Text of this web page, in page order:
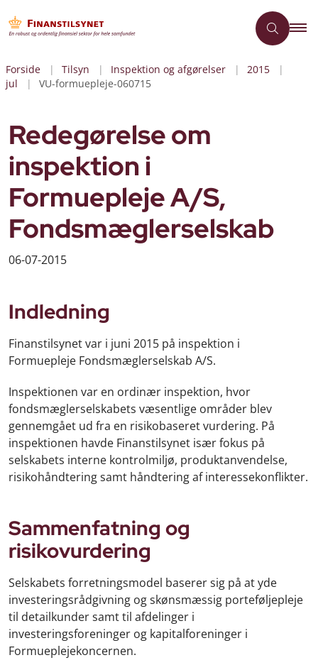
Forside Tilsyn Inspektion og afgørelser
2015
jul
VU-formuepleje-060715
Redegørelse om
inspektion i
Formuepleje A/S,
Fondsmæglerselskab
06-07-2015
Indledning
Finanstilsynet var i juni 2015 på inspektion i
Formuepleje Fondsmæglerselskab A/S.
Inspektionen var en ordinær inspektion, hvor
fondsmæglerselskabets væsentlige områder blev
gennemgået ud fra en risikobaseret vurdering. På
inspektionen havde Finanstilsynet især fokus på
selskabets interne kontrolmiljø, produktanvendelse,
risikohåndtering samt håndtering af interessekonflikter.
Sammenfatning og
risikovurdering
Selskabets forretningsmodel baserer sig på at yde
investeringsrådgivning og skønsmæssig porteføljepleje
til detailkunder samt til afdelinger i
investeringsforeninger og kapitalforeninger i
Formueplejekoncernen.